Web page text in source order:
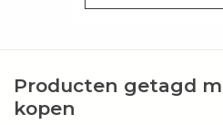
Bestek
Producten getagd
kopen